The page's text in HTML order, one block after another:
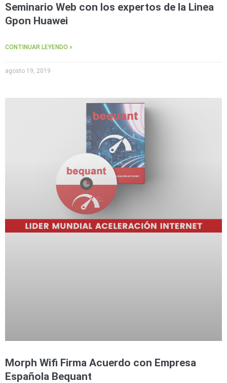
Seminario Web con los expertos de la Linea
Gpon Huawei
CONTINUAR LEYENDO »
agosto 19, 2019
Morph Wifi Firma Acuerdo con Empresa
Española Bequant